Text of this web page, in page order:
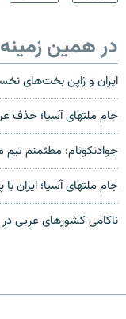
در همین زمینه
ایران و ژاپن بخت‌های
جام ملتهای آسيا؛
جوادنکونام: مطئمنم
جام ملتهای آسيا؛ ايران
ناکامی کشورهای عربی